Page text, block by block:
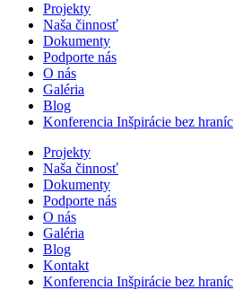
Projekty
Naša činnosť
Dokumenty
Podporte nás
O nás
Galéria
Blog
Konferencia Inšpirácie bez hraníc
Projekty
Naša činnosť
Dokumenty
Podporte nás
O nás
Galéria
Blog
Kontakt
Konferencia Inšpirácie bez hraníc